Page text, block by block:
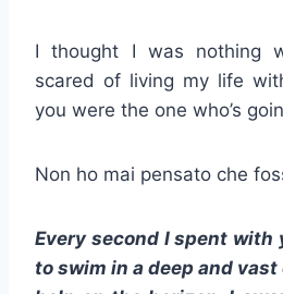
I thought I was nothing
scared of living my life
you were the one who’s
Non ho mai pensato che
Every second I spent with
to swim in a deep and